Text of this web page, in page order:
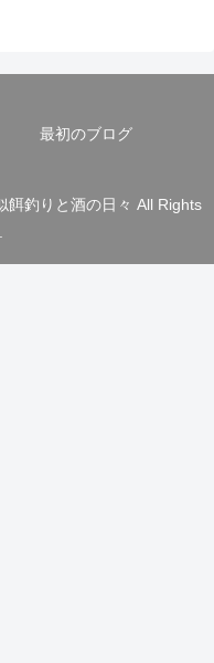
最初のブログ
釣りと酒の日々 All Rights